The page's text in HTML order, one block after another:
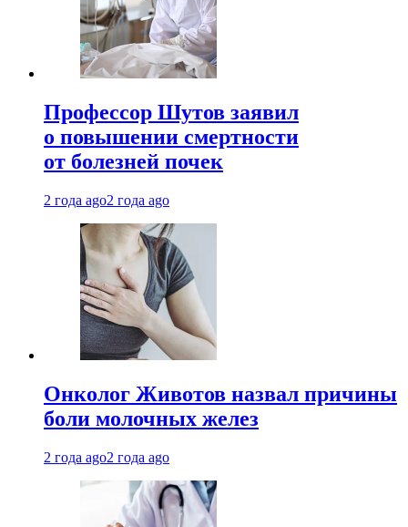
Профессор Шутов заявил
о повышении смертности
от болезней почек
2 года ago2 года ago
Онколог Животов назвал причины
боли молочных желез
2 года ago2 года ago